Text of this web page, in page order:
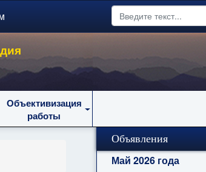
Объективизация
работы
Объявления
Май 2026 года